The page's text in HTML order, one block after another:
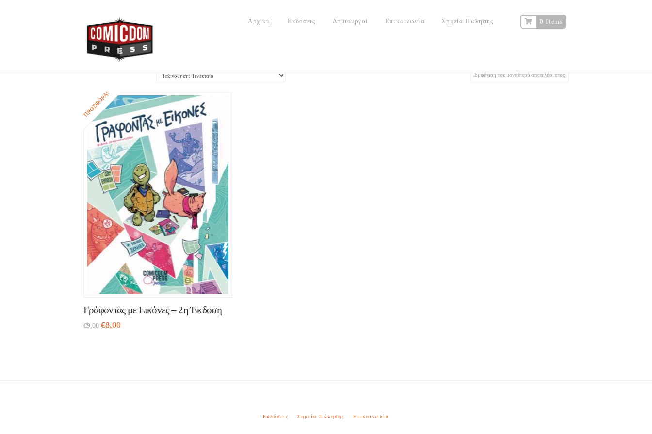
Αρχική Εκδόσεις Δημιουργοί Επικοινωνία Σημεία Πώλησης 0 Items
Εμφάνιση του μοναδικού αποτελέσματος
ΠΡΟΣΦΟΡΆ!
Γράφοντας με Εικόνες – 2η Έκδοση
€9,00 €8,00
Εκδόσεις Σημεία Πώλησης Επικοινωνία